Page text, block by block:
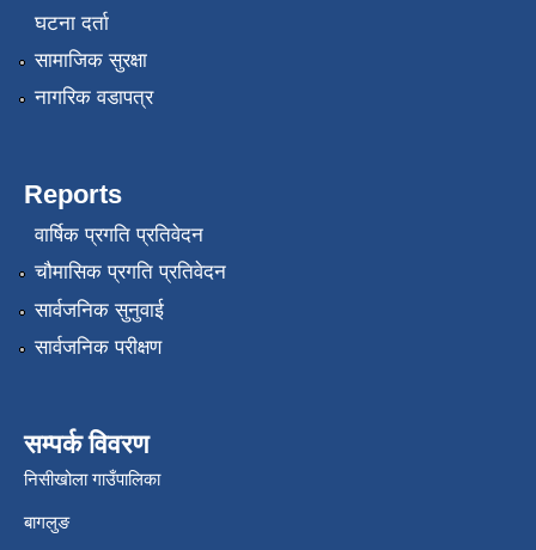
घटना दर्ता
सामाजिक सुरक्षा
नागरिक वडापत्र
Reports
वार्षिक प्रगति प्रतिवेदन
चौमासिक प्रगति प्रतिवेदन
सार्वजनिक सुनुवाई
सार्वजनिक परीक्षण
सम्पर्क विवरण
निसीखोला गाउँपालिका
बागलुङ